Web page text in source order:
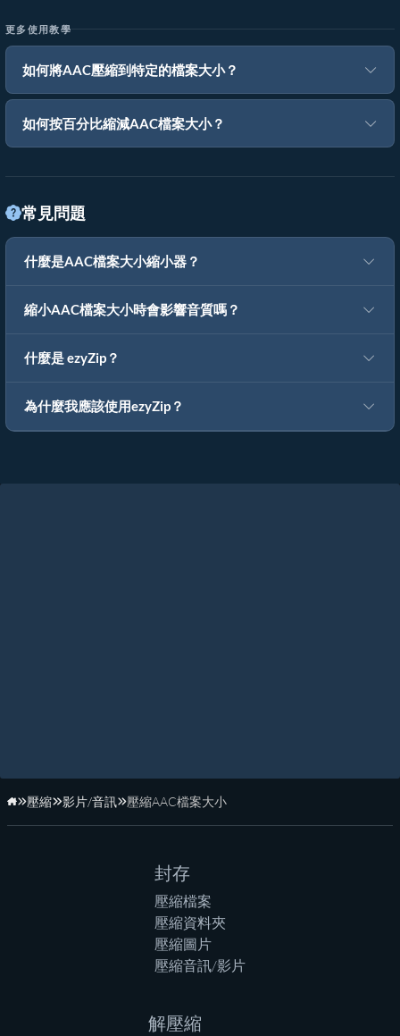
更多使用教學
如何將AAC壓縮到特定的檔案大小？
如何按百分比縮減AAC檔案大小？
常見問題
什麼是AAC檔案大小縮小器？
縮小AAC檔案大小時會影響音質嗎？
什麼是 ezyZip？
為什麼我應該使用ezyZip？
首頁
壓縮 影片/音訊 壓縮AAC檔案大小
封存
壓縮檔案
壓縮資料夾
壓縮圖片
壓縮音訊/影片
解壓縮